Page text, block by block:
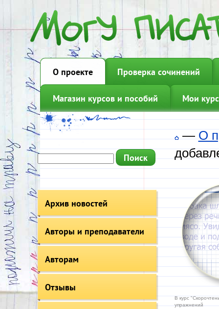
О проекте Проверка сочинений
Магазин курсов и пособий Мои
Архив новостей
Авторы и преподаватели
Авторам
Отзывы
—О
В курс
упражнений